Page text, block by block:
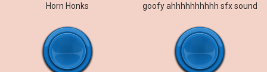
Horn Honks goofy ahhhhhhhhhh sfx sound